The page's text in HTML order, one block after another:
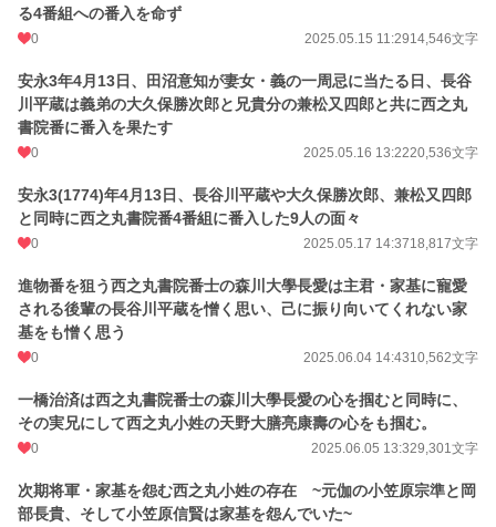
る4番組への番入を命ず
0 2025.05.15 11:2914,546文字
安永3年4月13日、田沼意知が妻女・義の一周忌に当たる日、長谷
川平蔵は義弟の大久保勝次郎と兄貴分の兼松又四郎と共に西之丸
書院番に番入を果たす
0 2025.05.16 13:2220,536文字
安永3(1774)年4月13日、長谷川平蔵や大久保勝次郎、兼松又四郎
と同時に西之丸書院番4番組に番入した9人の面々
0 2025.05.17 14:3718,817文字
進物番を狙う西之丸書院番士の森川大學長愛は主君・家基に寵愛
される後輩の長谷川平蔵を憎く思い、己に振り向いてくれない家
基をも憎く思う
0 2025.06.04 14:4310,562文字
一橋治済は西之丸書院番士の森川大學長愛の心を掴むと同時に、
その実兄にして西之丸小姓の天野大膳亮康壽の心をも掴む。
0 2025.06.05 13:329,301文字
次期将軍・家基を怨む西之丸小姓の存在 ~元伽の小笠原宗準と岡
部長貴、そして小笠原信賢は家基を怨んでいた~